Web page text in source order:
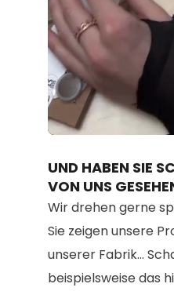
UND HABEN SIE
VON UNS
Wir drehen gerne
Sie zeigen unsere
unserer Fabrik...
beispielsweise das